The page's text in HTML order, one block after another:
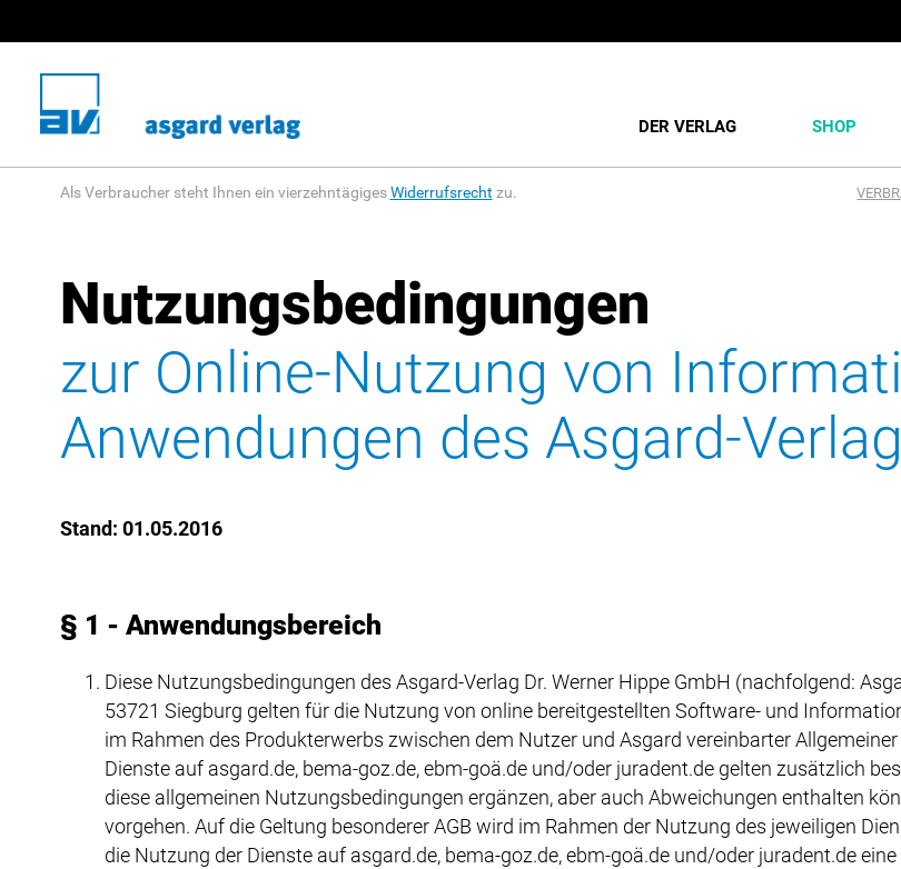
DER VERLAG SHOP
Als Verbraucher steht Ihnen ein vierzehntägigesWiderrufsrecht zu.
Nutzungsbedingungen
zur Online-Nutzung von
Anwendungen des Asgard-
Stand: 01.05.2016
§ 1 - Anwendungsbereich
Diese Nutzungsbedingungen des Asgard-Verlag Dr. Werner Hippe GmbH (nachfolgend:
53721 Siegburg gelten für die Nutzung von online bereitgestellten Software- und
im Rahmen des Produkterwerbs zwischen dem Nutzer und Asgard vereinbarter
Dienste auf asgard.de, bema-goz.de, ebm-goä.de und/oder juradent.de gelten zusätzlich
diese allgemeinen Nutzungsbedingungen ergänzen, aber auch Abweichungen enthalten
vorgehen. Auf die Geltung besonderer AGB wird im Rahmen der Nutzung des jeweiligen
die Nutzung der Dienste auf asgard.de, bema-goz.de, ebm-goä.de und/oder juradent.de